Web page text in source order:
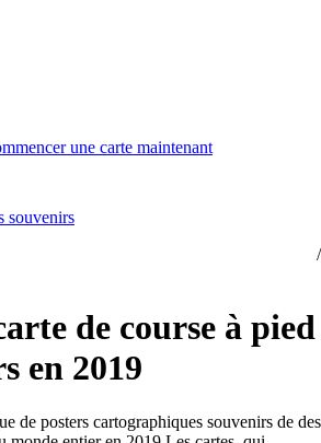
une carte maintenant
souvenirs
de course à pied
en 2019
de posters cartographiques souvenirs de des